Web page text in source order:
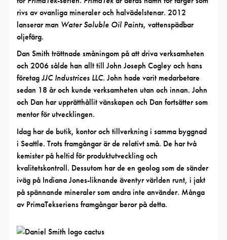
rivs av ovanliga mineraler och halvädelstenar. 2012
lanserar man Water Soluble Oil Paints, vattenspädbar
oljefärg.
Dan Smith tröttnade småningom på att driva verksamheten
och 2006 sålde han allt till John Joseph Cogley och hans
företagJJC Industrices LLC. John hade varit medarbetare
sedan 18 år och kunde verksamheten utan och innan. John
och Dan har upprätthållit vänskapen och Dan fortsätter som
mentor för utvecklingen.
Idag har de butik, kontor och tillverkning i samma byggnad
i Seattle. Trots framgångar är de relativt små. De har två
kemister på heltid för produktutveckling och
kvalitetskontroll. Dessutom har de en geolog som de sänder
iväg på Indiana Jones-liknande äventyr världen runt, i jakt
på spännande mineraler som andra inte använder. Många
av PrimaTekseriens framgångar beror på detta.